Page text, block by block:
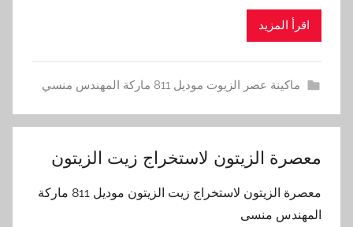
اقرأ المزيد
ماكينة عصر الزيوت موديل 811 ماركة المهندس منسي
معصرة الزيتون لاستخراج زيت الزيتون
معصرة الزيتون لاستخراج زيت الزيتون موديل 811 ماركة
المهندس منسى